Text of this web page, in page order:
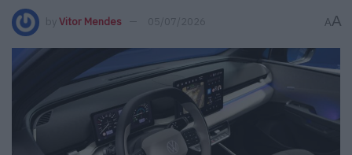
by Vitor Mendes 05/07/2026 AA